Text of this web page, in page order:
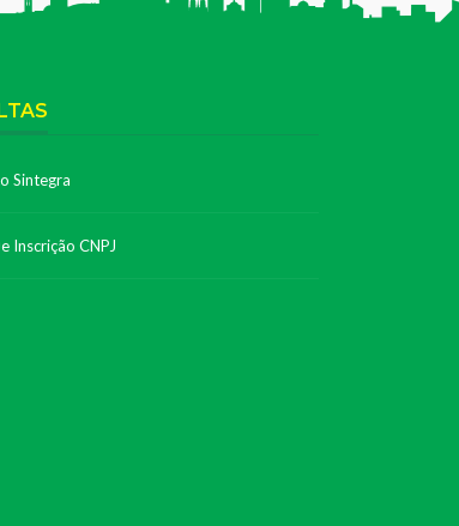
Sintegra
Inscrição CNPJ